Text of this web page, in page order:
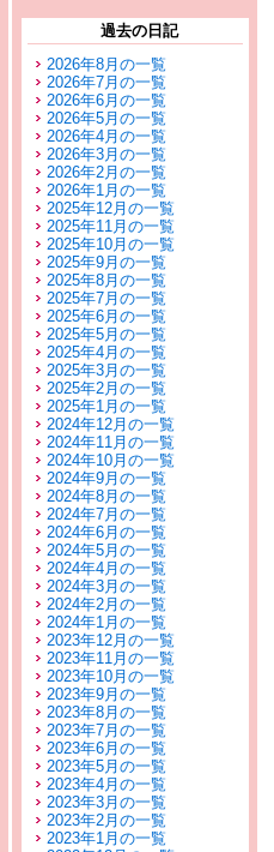
過去の日記
2026年8月の一覧
2026年7月の一覧
2026年6月の一覧
2026年5月の一覧
2026年4月の一覧
2026年3月の一覧
2026年2月の一覧
2026年1月の一覧
2025年12月の一覧
2025年11月の一覧
2025年10月の一覧
2025年9月の一覧
2025年8月の一覧
2025年7月の一覧
2025年6月の一覧
2025年5月の一覧
2025年4月の一覧
2025年3月の一覧
2025年2月の一覧
2025年1月の一覧
2024年12月の一覧
2024年11月の一覧
2024年10月の一覧
2024年9月の一覧
2024年8月の一覧
2024年7月の一覧
2024年6月の一覧
2024年5月の一覧
2024年4月の一覧
2024年3月の一覧
2024年2月の一覧
2024年1月の一覧
2023年12月の一覧
2023年11月の一覧
2023年10月の一覧
2023年9月の一覧
2023年8月の一覧
2023年7月の一覧
2023年6月の一覧
2023年5月の一覧
2023年4月の一覧
2023年3月の一覧
2023年2月の一覧
2023年1月の一覧